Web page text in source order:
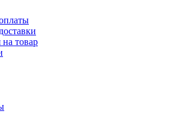
на товар